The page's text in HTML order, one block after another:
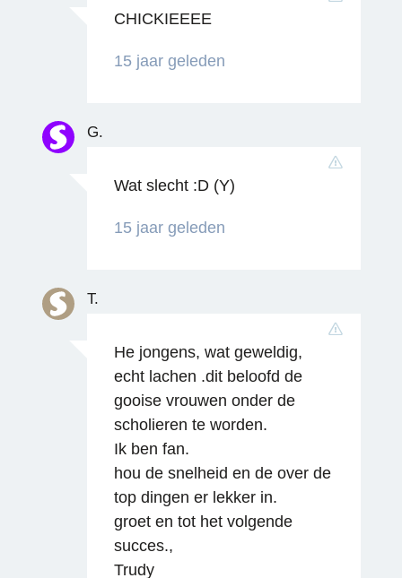
Reageren
Reageren
CHICKIEEEE
15 jaar geleden
Reageren
G.
Wat slecht :D (Y)
15 jaar geleden
Reageren
T.
He jongens, wat geweldig,
echt lachen .dit beloofd de
gooise vrouwen onder de
scholieren te worden.
Ik ben fan.
hou de snelheid en de over de
top dingen er lekker in.
groet en tot het volgende
succes.,
Trudy